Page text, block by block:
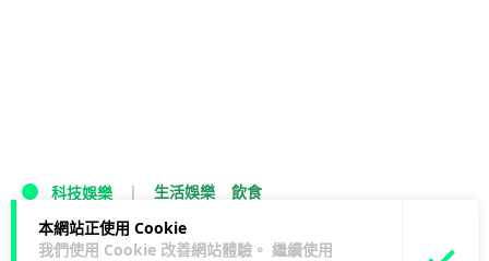
本網站正使用 Cookie
我們使用 Cookie 改善網站體驗。 繼續使用
科技娛樂 生活娛樂 飲食
卡樂B包裝轉黑白 中東局勢令油墨短缺